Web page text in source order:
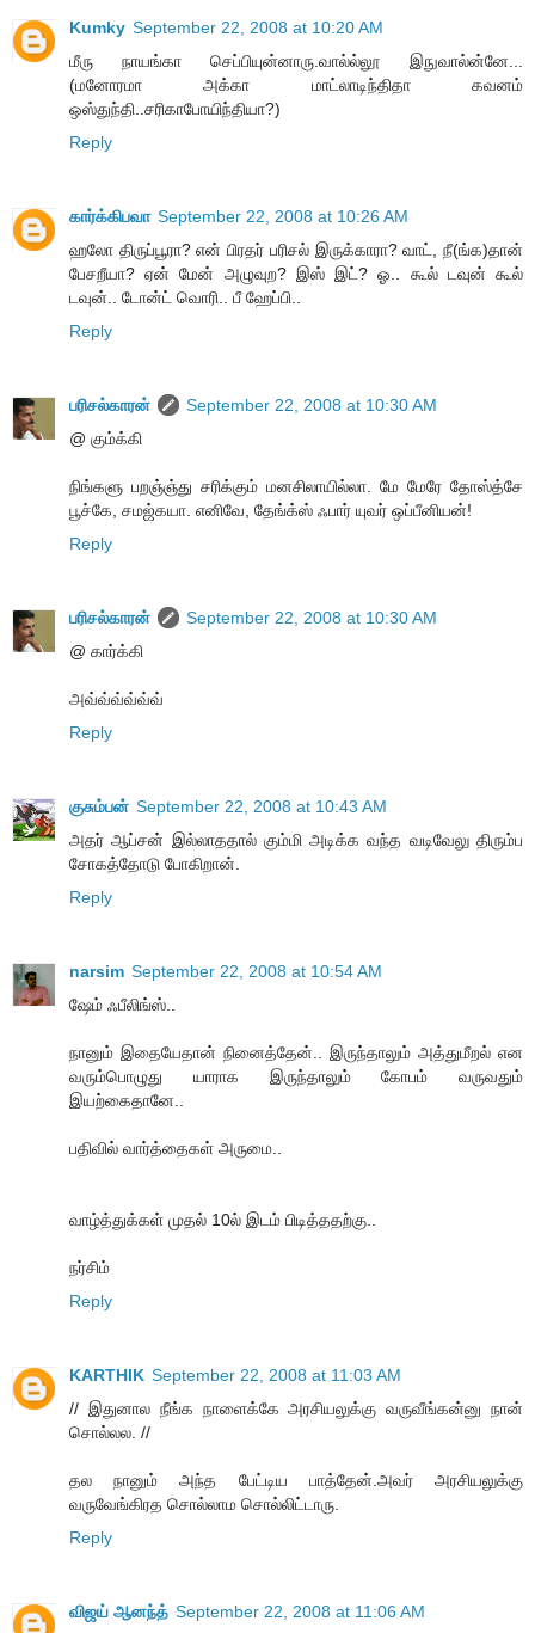
Kumky September 22, 2008 at 10:20 AM
மீரு நாயங்கா செப்பியுன்னாரு.வால்ல்லூ இநுவால்ன்னே...
(மனோரமா அக்கா மாட்லாடிந்திதா கவனம்
ஒஸ்துந்தி..சரிகாபோயிந்தியா?)
Reply
கார்க்கிபவா September 22, 2008 at 10:26 AM
ஹலோ திருப்பூரா? என் பிரதர் பரிசல் இருக்காரா? வாட், நீ(ங்க)தான்
பேசறீயா? ஏன் மேன் அழுவுற? இஸ் இட்? ஓ.. கூல் டவுன் கூல்
டவுன்.. டோன்ட் வொரி.. பீ ஹேப்பி..
Reply
பரிசல்காரன்
September 22, 2008 at 10:30 AM
@ கும்க்கி
நிங்களு பறஞ்ஞ்து சரிக்கும் மனசிலாயில்லா. மே மேரே தோஸ்த்சே
பூச்கே, சமஜ்கயா. எனிவே, தேங்க்ஸ் ஃபார் யுவர் ஒப்பீனியன்!
Reply
பரிசல்காரன்
September 22, 2008 at 10:30 AM
@ கார்க்கி
அவ்வ்வ்வ்வ்வ்
Reply
குசும்பன் September 22, 2008 at 10:43 AM
அதர் ஆப்சன் இல்லாததால் கும்மி அடிக்க வந்த வடிவேலு திரும்ப
சோகத்தோடு போகிறான்.
Reply
narsim September 22, 2008 at 10:54 AM
ஷேம் ஃபீலிங்ஸ்..
நானும் இதையேதான் நினைத்தேன்.. இருந்தாலும் அத்துமீறல் என
வரும்பொழுது யாராக இருந்தாலும் கோபம் வருவதும்
இயற்கைதானே..
பதிவில் வார்த்தைகள் அருமை..
வாழ்த்துக்கள்‍ முதல் 10ல் இடம் பிடித்ததற்கு..
நர்சிம்
Reply
KARTHIK September 22, 2008 at 11:03 AM
// இதுனால நீங்க நாளைக்கே அரசியலுக்கு வருவீங்கன்னு நான்
சொல்லல. //
தல நானும் அந்த பேட்டிய பாத்தேன்.அவர் அரசியலுக்கு
வருவேங்கிரத சொல்லாம சொல்லிட்டாரு.
Reply
விஜய் ஆனந்த் September 22, 2008 at 11:06 AM